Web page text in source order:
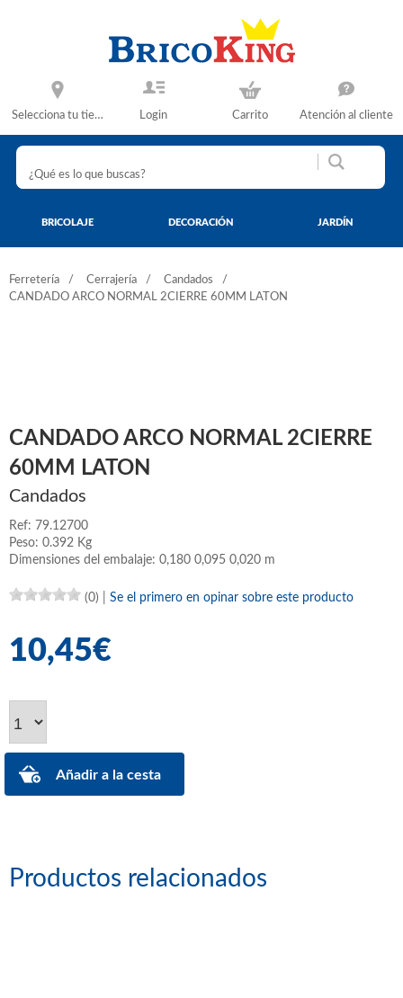
Selecciona tu tienda Login Carrito Atención al cliente
BRICOLAJE DECORACIÓN JARDÍN
Ferretería Cerrajería
Candados
CANDADO ARCO NORMAL 2CIERRE 60MM LATON
CANDADO ARCO NORMAL 2CIERRE
60MM LATON
Candados
Ref: 79.12700
Peso: 0.392 Kg
Dimensiones del embalaje: 0,180 0,095 0,020 m
(0) Se el primero en opinar sobre este producto
10,45€
Productos relacionados